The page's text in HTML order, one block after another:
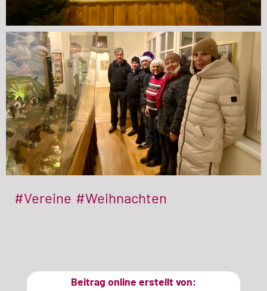
#Vereine #Weihnachten
Beitrag online erstellt von: